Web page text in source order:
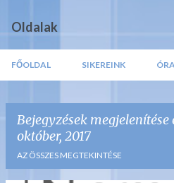
Oldalak
FŐOLDAL SIKEREINK
Bejegyzések
október, 2017
AZ ÖSSZES MEGTEKINTÉSE